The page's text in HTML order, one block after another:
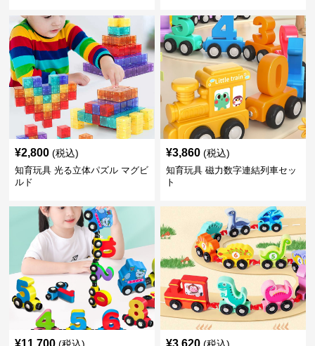
¥2,800 (税込)
知育玩具 光る立体パズル マグビ
ルド
¥3,860 (税込)
知育玩具 磁力数字連結列車セッ
ト